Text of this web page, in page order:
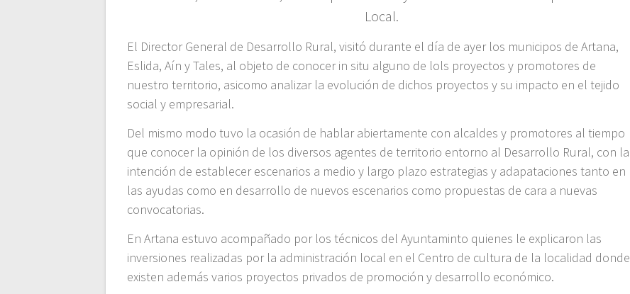
Local.
El Director General de Desarrollo Rural, visitó durante el día de ayer los municipos de Artana,
Eslida, Aín y Tales, al objeto de conocer in situ alguno de lols proyectos y promotores de
nuestro territorio, asicomo analizar la evolución de dichos proyectos y su impacto en el tejido
social y empresarial.
Del mismo modo tuvo la ocasión de hablar abiertamente con alcaldes y promotores al tiempo
que conocer la opinión de los diversos agentes de territorio entorno al Desarrollo Rural, con la
intención de establecer escenarios a medio y largo plazo estrategias y adapataciones tanto en
las ayudas como en desarrollo de nuevos escenarios como propuestas de cara a nuevas
convocatorias.
En Artana estuvo acompañado por los técnicos del Ayuntaminto quienes le explicaron las
inversiones realizadas por la administración local en el Centro de cultura de la localidad donde
existen además varios proyectos privados de promoción y desarrollo económico.